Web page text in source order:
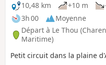
10,48 km
+10 m
3h 00
Moyenne
Départ à Le Thou
Maritime)
Petit circuit dans la plaine